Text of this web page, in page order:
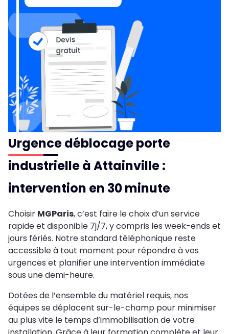
Urgence déblocage porte
industrielle à Attainville :
intervention en 30 minute
Choisir MGParis, c’est faire le choix d’un service
rapide et disponible 7j/7, y compris les week-ends et
jours fériés. Notre standard téléphonique reste
accessible à tout moment pour répondre à vos
urgences et planifier une intervention immédiate
sous une demi-heure.
Dotées de l’ensemble du matériel requis, nos
équipes se déplacent sur-le-champ pour minimiser
au plus vite le temps d’immobilisation de votre